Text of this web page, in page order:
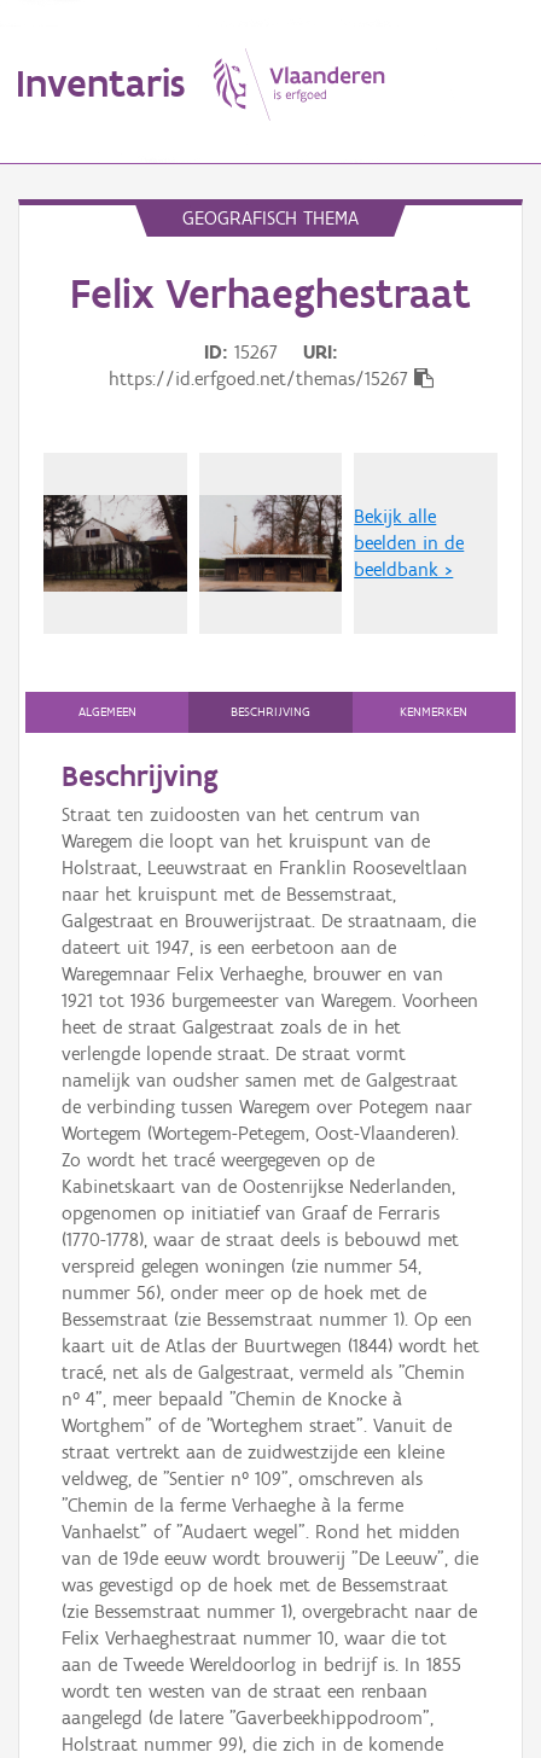
Inventaris
Erfgoedobject
Gebeurtenis
Persoon of collectief
Aanmelden
GEOGRAFISCH THEMA
Felix Verhaeghestraat
ID 15267
URI
https://id.erfgoed.net/themas/15267
Bekijk alle
beelden in de
beeldbank >
ALGEMEEN BESCHRIJVING KENMERKEN
Beschrijving
Straat ten zuidoosten van het centrum van
Waregem die loopt van het kruispunt van de
Holstraat, Leeuwstraat en Franklin Rooseveltlaan
naar het kruispunt met de Bessemstraat,
Galgestraat en Brouwerijstraat. De straatnaam, die
dateert uit 1947, is een eerbetoon aan de
Waregemnaar Felix Verhaeghe, brouwer en van
1921 tot 1936 burgemeester van Waregem. Voorheen
heet de straat Galgestraat zoals de in het
verlengde lopende straat. De straat vormt
namelijk van oudsher samen met de Galgestraat
de verbinding tussen Waregem over Potegem naar
Wortegem (Wortegem-Petegem, Oost-Vlaanderen).
Zo wordt het tracé weergegeven op de
Kabinetskaart van de Oostenrijkse Nederlanden,
opgenomen op initiatief van Graaf de Ferraris
(1770-1778), waar de straat deels is bebouwd met
verspreid gelegen woningen (zie nummer 54,
nummer 56), onder meer op de hoek met de
Bessemstraat (zie Bessemstraat nummer 1). Op een
kaart uit de Atlas der Buurtwegen (1844) wordt het
tracé, net als de Galgestraat, vermeld als "Chemin
n° 4", meer bepaald "Chemin de Knocke à
Wortghem" of de "Worteghem straet". Vanuit de
straat vertrekt aan de zuidwestzijde een kleine
veldweg, de "Sentier n° 109", omschreven als
"Chemin de la ferme Verhaeghe à la ferme
Vanhaelst" of "Audaert wegel". Rond het midden
van de 19de eeuw wordt brouwerij "De Leeuw", die
was gevestigd op de hoek met de Bessemstraat
(zie Bessemstraat nummer 1), overgebracht naar de
Felix Verhaeghestraat nummer 10, waar die tot
aan de Tweede Wereldoorlog in bedrijf is. In 1855
wordt ten westen van de straat een renbaan
aangelegd (de latere "Gaverbeekhippodroom",
Holstraat nummer 99), die zich in de komende